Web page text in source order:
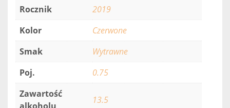
Rocznik
2019
Kolor
Czerwone
Smak
Wytrawne
Poj.
0.75
Zawartość
13.5